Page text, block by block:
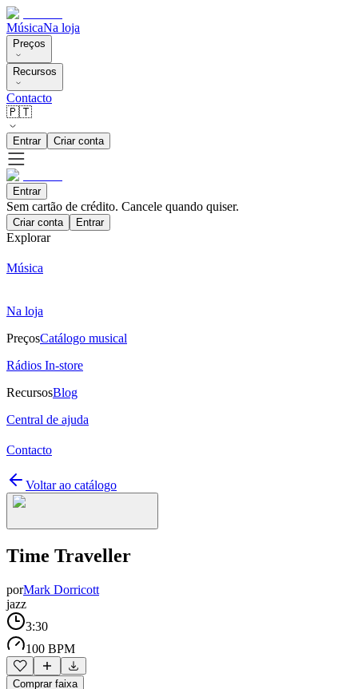
MúsicaNa loja
Preços
Recursos
Contacto
🇵🇹
Entrar Criar conta
Entrar
Sem cartão de crédito. Cancele quando quiser.
Criar conta Entrar
Explorar
Música
Na loja
PreçosCatálogo musical
Rádios In-store
RecursosBlog
Central de ajuda
Contacto
Voltar ao catálogo
Time Traveller
porMark Dorricott
jazz
3:30
100 BPM
Comprar faixa